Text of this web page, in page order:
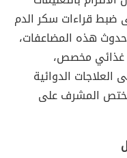
ضبط قراءات سكر الدم
هذه المضاعفات،
غذائي مخصص،
العلاجات الدوائية
المشرف على